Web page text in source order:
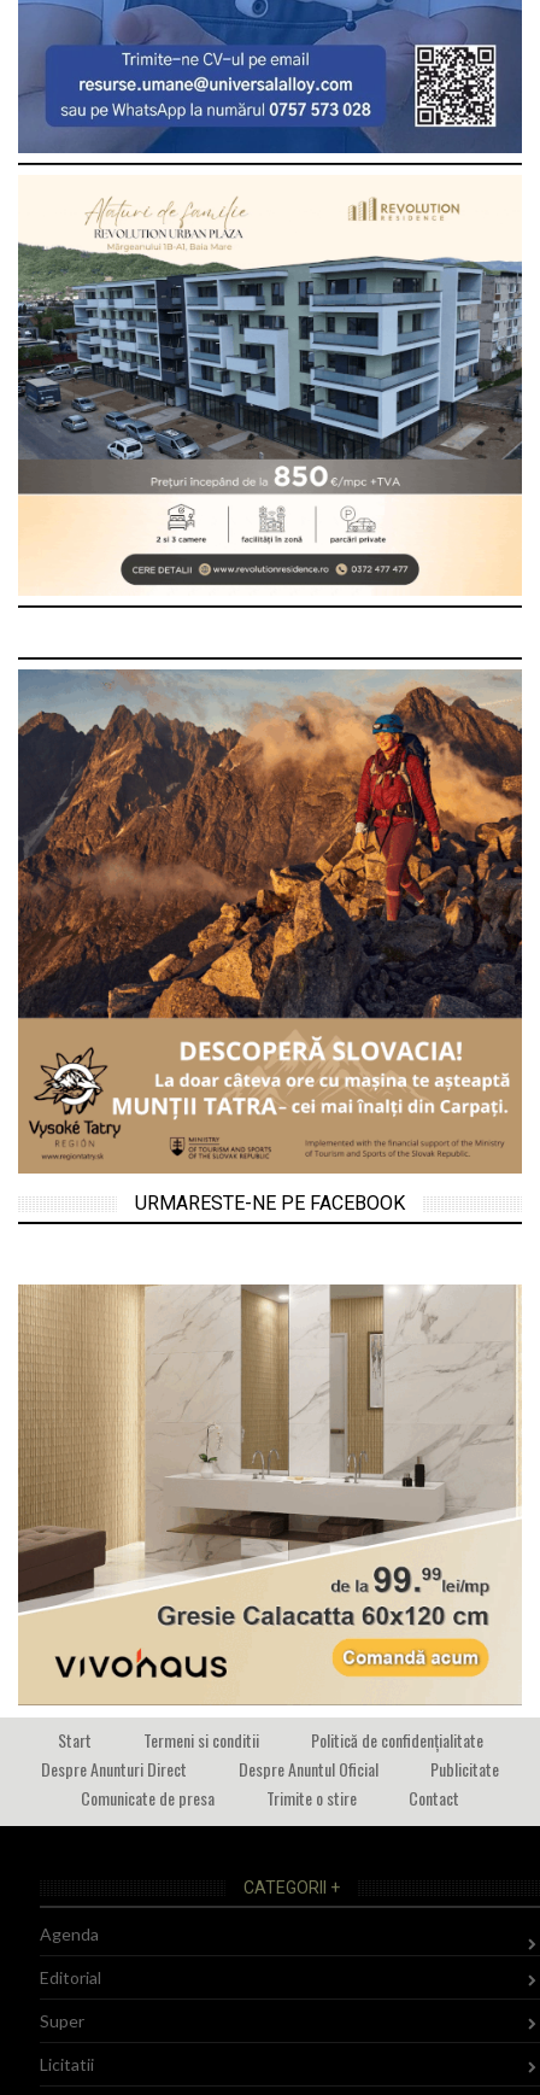
URMARESTE-NE PE FACEBOOK
Start Termeni si conditii
Politică de confidențialitate
Despre Anunturi Direct
Despre Anuntul Oficial
Publicitate
Comunicate de presa
Trimite o stire Contact
CATEGORII +
Agenda
Editorial
Super
Licitatii